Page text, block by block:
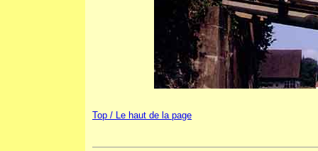
Top / Le haut de la page